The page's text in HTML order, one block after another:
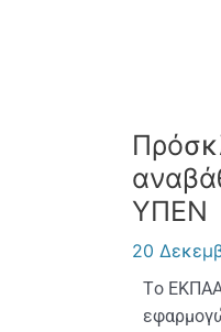
ΥΠΕΝ
20
Tο ΕΚΠΑΑ